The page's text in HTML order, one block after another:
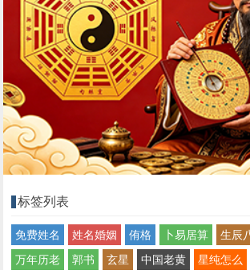
标签列表
免费姓名 姓名婚姻 侑格 卜易居算 生辰
万年历老
郭书 玄星 中国老黄 星纯怎么